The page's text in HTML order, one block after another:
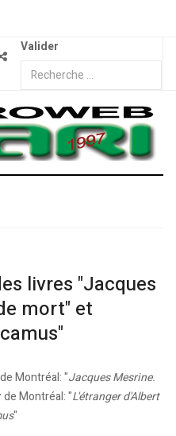
Valider
livres "Jacques
mort" et
de Montréal: "Jacques Mesrine.
de Montréal: "L'étranger d'Albert
"